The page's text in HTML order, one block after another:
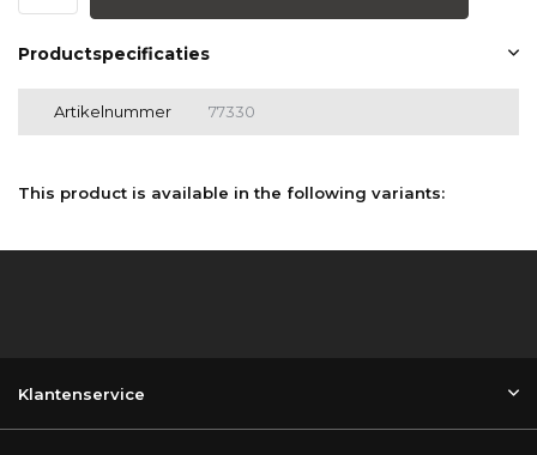
Productspecificaties
Artikelnummer 77330
This product is available in the following variants:
Klantenservice